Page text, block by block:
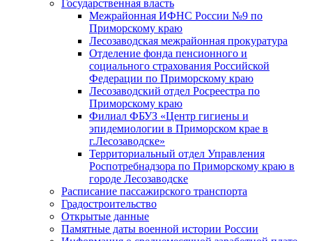
Государственная власть
Межрайонная ИФНС России №9 по
Приморскому краю
Лесозаводская межрайонная прокуратура
Отделение фонда пенсионного и
социального страхования Российской
Федерации по Приморскому краю
Лесозаводский отдел Росреестра по
Приморскому краю
Филиал ФБУЗ «Центр гигиены и
эпидемиологии в Приморском крае в
г.Лесозаводске»
Территориальный отдел Управления
Роспотребнадзора по Приморскому краю в
городе Лесозаводске
Расписание пассажирского транспорта
Градостроительство
Открытые данные
Памятные даты военной истории России